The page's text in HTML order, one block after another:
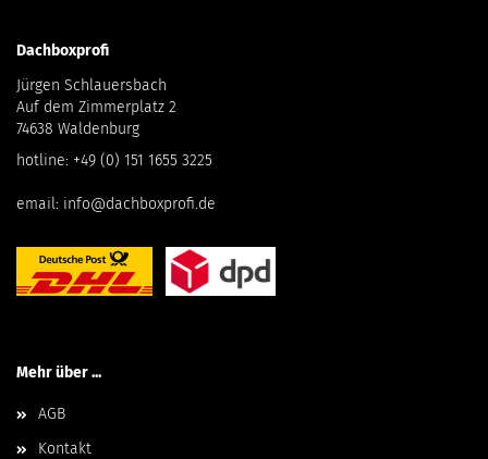
Dachboxprofi
Jürgen Schlauersbach
Auf dem Zimmerplatz 2
74638 Waldenburg
hotline: +49 (0) 151 1655 3225
email: info@dachboxprofi.de
Mehr über ...
AGB
Kontakt